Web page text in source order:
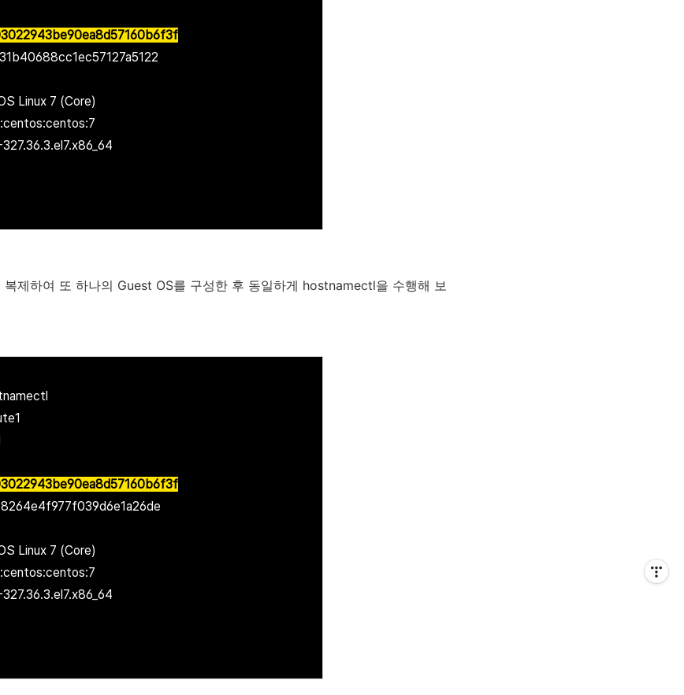
Linux 7 (Core)
제하여 또 하나의 Guest OS를 구성한 후 동일하게 hostnamectl을 수행해 보
Linux 7 (Core)